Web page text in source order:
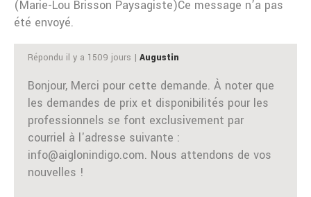
(Marie-Lou Brisson Paysagiste)Ce message n’a pas
été envoyé.
Répondu il y a 1509 jours | Augustin
Bonjour, Merci pour cette demande. À noter que
les demandes de prix et disponibilités pour les
professionnels se font exclusivement par
courriel à l'adresse suivante :
info@aiglonindigo.com. Nous attendons de vos
nouvelles !